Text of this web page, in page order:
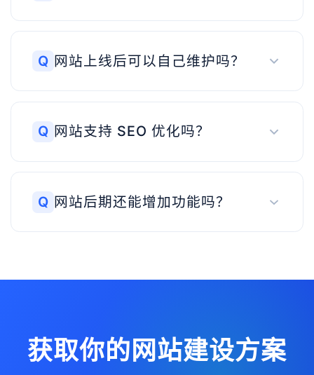
Q 网站上线后可以自己维护吗？
Q 网站支持 SEO 优化吗？
Q 网站后期还能增加功能吗？
获取你的网站建设方案